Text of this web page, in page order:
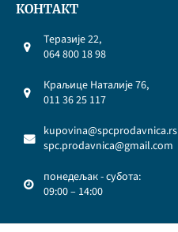
КОНТАКТ
Теразије 22,
064 800 18 98
Краљице Наталије 76,
011 36 25 117
kupovina@spcprodavnica.rs
spc.prodavnica@gmail.com
понедељак - субота:
09:00 – 14:00